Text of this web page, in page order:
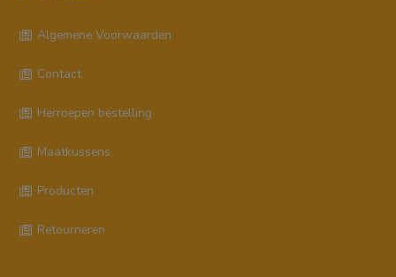
Algemene Voorwaarden
Contact
Herroepen bestelling
Maatkussens
Producten
Retourneren